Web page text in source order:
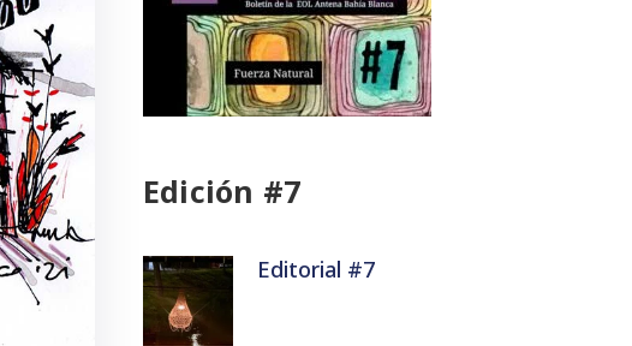
Edición #7
Editorial #7